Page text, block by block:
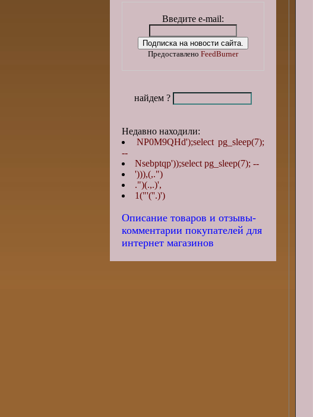
Введите e-mail:
Предоставлено FeedBurner
найдем ?
Недавно находили:
NP0M9QHd');select pg_sleep(7);
--
Nsebptqp'));select pg_sleep(7); --
'))),(,.")
.")(.,.)',
1("'(''.)')
Описание товаров и отзывы-
комментарии покупателей для
интернет магазинов